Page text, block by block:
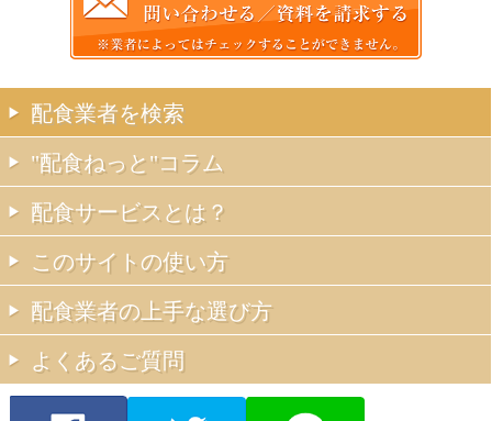
配食業者を検索
"配食ねっと"コラム
配食サービスとは？
このサイトの使い方
配食業者の上手な選び方
よくあるご質問